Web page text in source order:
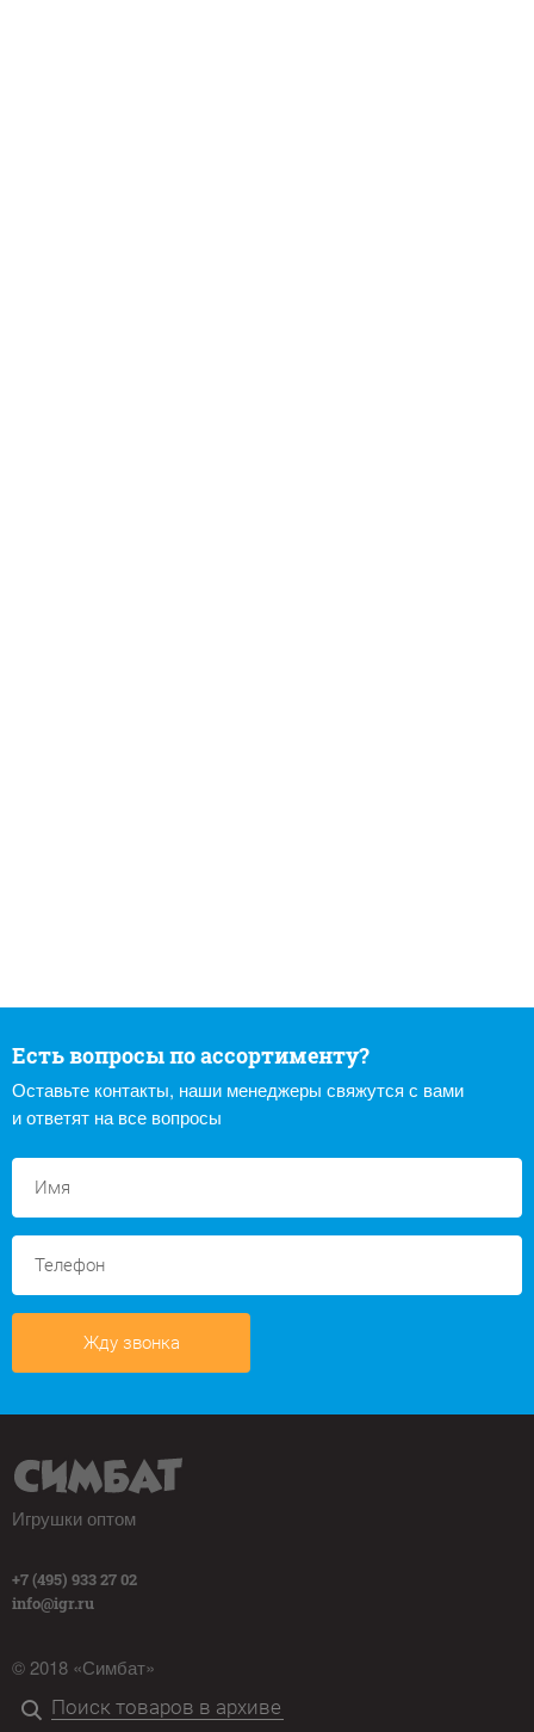
Есть вопросы по ассортименту?
Оставьте контакты, наши менеджеры свяжутся с вами
и ответят на все вопросы
Жду звонка
Игрушки оптом
+7 (495) 933 27 02
info@igr.ru
© 2018 «Симбат»